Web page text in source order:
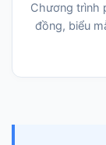
Chương trình
đồng, biểu